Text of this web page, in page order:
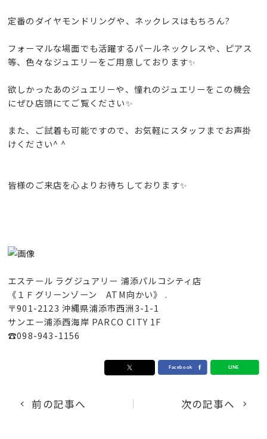
定番のダイヤモンドリングや、ネックレスはもちろん?
フォーマルな場面でも活躍するパールネックレスや、ピアス
等、色々なジュエリーをご用意しております✨
欲しかったあのジュエリーや、憧れのジュエリーをこの機会
にぜひ店頭にてご覧ください✨
また、ご試着も可能ですので、お気軽にスタッフまでお声掛
けください^ ^
皆様のご来店を心よりお待ちしております✨
エステール ラグジュアリー 浦添パルコシティ店
《１Ｆグリーンゾーン ATM向かい》 .
〒901-2123 沖縄県浦添市西洲3-1-1
サンエー浦添西海岸 PARCO CITY 1F
☎︎098-943-1156
前の記事へ 次の記事へ